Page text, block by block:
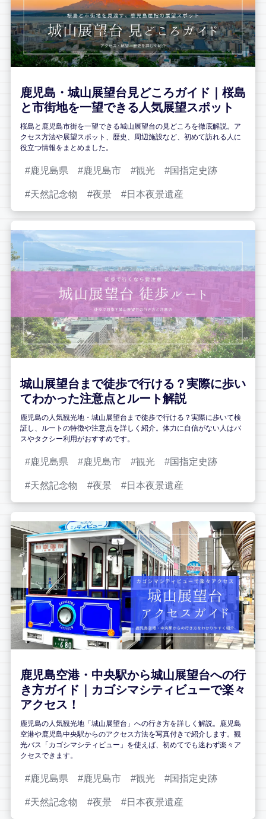
鹿児島・城山展望台見どころガイド｜桜島
と市街地を一望できる人気展望スポット
桜島と鹿児島市街を一望できる城山展望台の見どころを徹底解説。ア
クセス方法や展望スポット、歴史、周辺施設など、初めて訪れる人に
役立つ情報をまとめました。
鹿児島県 鹿児島市 観光 国指定史跡
天然記念物 夜景 日本夜景遺産
城山展望台まで徒歩で行ける？実際に歩い
てわかった注意点とルート解説
鹿児島の人気観光地・城山展望台まで徒歩で行ける？実際に歩いて検
証し、ルートの特徴や注意点を詳しく紹介。体力に自信がない人はバ
スやタクシー利用がおすすめです。
鹿児島県 鹿児島市 観光 国指定史跡
天然記念物 夜景 日本夜景遺産
鹿児島空港・中央駅から城山展望台への行
き方ガイド｜カゴシマシティビューで楽々
アクセス！
鹿児島の人気観光地「城山展望台」への行き方を詳しく解説。鹿児島
空港や鹿児島中央駅からのアクセス方法を写真付きで紹介します。観
光バス「カゴシマシティビュー」を使えば、初めてでも迷わず楽々ア
クセスできます。
鹿児島県 鹿児島市 観光 国指定史跡
天然記念物 夜景 日本夜景遺産